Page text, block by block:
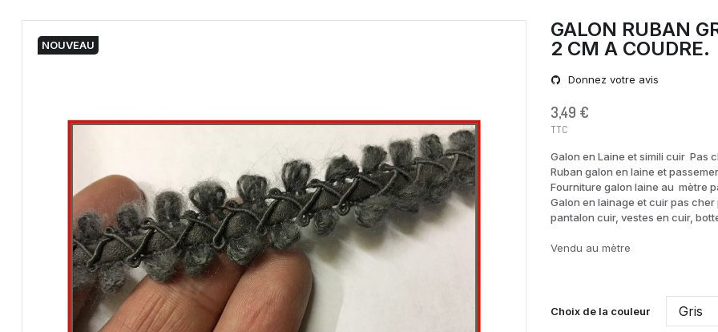
NOUVEAU
GALON RUBAN
2 CM A COUDRE.
Donnez votre avis
3,49 €
TTC
Galon en Laine et simili cuir Pas
Ruban galon en laine et
Fourniture galon laine au mètre
Galon en lainage et cuir pas
pantalon cuir, vestes en cuir,
Vendu au mètre
Choix de la couleur